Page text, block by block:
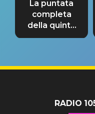
La puntata
completa
della quinta
tappa
RADIO